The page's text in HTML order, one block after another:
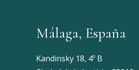
Málaga, España
Kandinsky 18, 4º B